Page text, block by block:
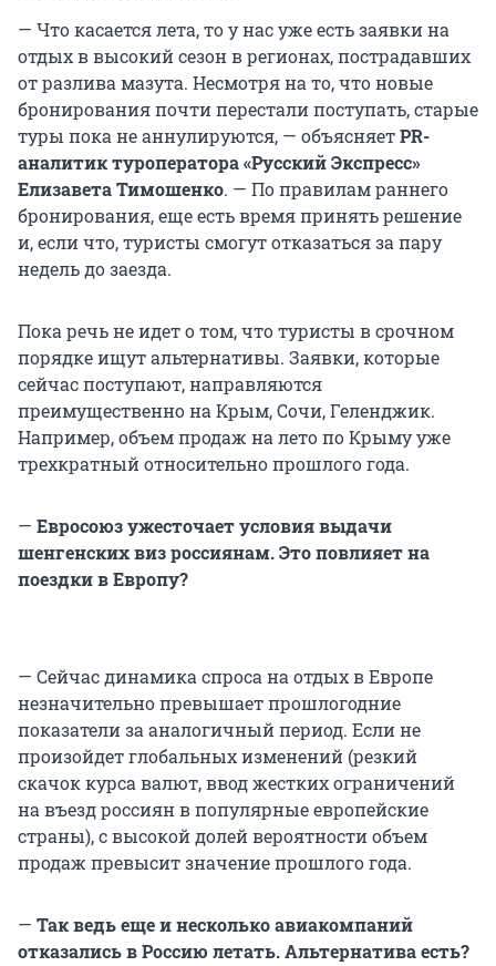
— Что касается лета, то у нас уже есть заявки на
отдых в высокий сезон в регионах, пострадавших
от разлива мазута. Несмотря на то, что новые
бронирования почти перестали поступать, старые
туры пока не аннулируются, — объясняетPR-
аналитик туроператора «Русский Экспресс»
Елизавета Тимошенко. — По правилам раннего
бронирования, еще есть время принять решение
и, если что, туристы смогут отказаться за пару
недель до заезда.
Пока речь не идет о том, что туристы в срочном
порядке ищут альтернативы. Заявки, которые
сейчас поступают, направляются
преимущественно на Крым, Сочи, Геленджик.
Например, объем продаж на лето по Крыму уже
трехкратный относительно прошлого года.
— Евросоюз ужесточает условия выдачи
шенгенских виз россиянам. Это повлияет на
поездки в Европу?
— Сейчас динамика спроса на отдых в Европе
незначительно превышает прошлогодние
показатели за аналогичный период. Если не
произойдет глобальных изменений (резкий
скачок курса валют, ввод жестких ограничений
на въезд россиян в популярные европейские
страны), с высокой долей вероятности объем
продаж превысит значение прошлого года.
— Так ведь еще и несколько авиакомпаний
отказались в Россию летать.Альтернатива есть?